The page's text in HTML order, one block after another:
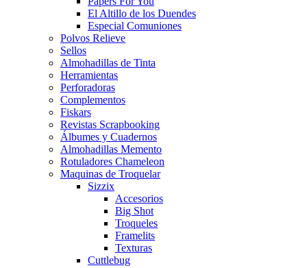
El Altillo de los Duendes
Especial Comuniones
Polvos Relieve
Sellos
Almohadillas de Tinta
Herramientas
Perforadoras
Complementos
Fiskars
Revistas Scrapbooking
Álbumes y Cuadernos
Almohadillas Memento
Rotuladores Chameleon
Maquinas de Troquelar
Sizzix
Accesorios
Big Shot
Troqueles
Framelits
Texturas
Cuttlebug